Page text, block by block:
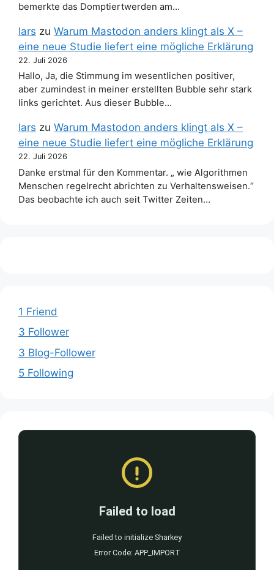
bemerkte das Domptiertwerden am…
lars zu Warum Mastodon anders klingt als X –
eine neue Studie liefert eine mögliche Erklärung
22. Juli 2026
Hallo, Ja, die Stimmung im wesentlichen positiver,
aber zumindest in meiner erstellten Bubble sehr stark
links gerichtet. Aus dieser Bubble…
lars zu Warum Mastodon anders klingt als X –
eine neue Studie liefert eine mögliche Erklärung
22. Juli 2026
Danke erstmal für den Kommentar. „ wie Algorithmen
Menschen regelrecht abrichten zu Verhaltensweisen.“
Das beobachte ich auch seit Twitter Zeiten…
1 Friend
3 Follower
3 Blog-Follower
5 Following